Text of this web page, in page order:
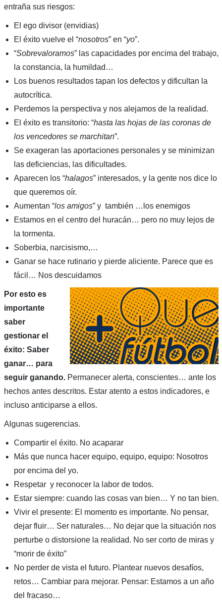
entraña sus riesgos:
El ego divisor (envidias)
El éxito vuelve el “nosotros” en “yo”.
“Sobrevaloramos” las capacidades por encima del trabajo,
la constancia, la humildad…
Los buenos resultados tapan los defectos y dificultan la
autocrítica.
Perdemos la perspectiva y nos alejamos de la realidad.
El éxito es transitorio: “hasta las hojas de las coronas de
los vencedores se marchitan”.
Se exageran las aportaciones personales y se minimizan
las deficiencias, las dificultades.
Aparecen los “halagos” interesados, y la gente nos dice lo
que queremos oír.
Aumentan “los amigos” y también …los enemigos
Estamos en el centro del huracán… pero no muy lejos de
la tormenta.
Soberbia, narcisismo,…
Ganar se hace rutinario y pierde aliciente. Parece que es
fácil… Nos descuidamos
Por esto es
importante
saber
gestionar el
éxito: Saber
ganar… para
seguir ganando. Permanecer alerta, conscientes… ante los
hechos antes descritos. Estar atento a estos indicadores, e
incluso anticiparse a ellos.
Algunas sugerencias.
Compartir el éxito. No acaparar
Más que nunca hacer equipo, equipo, equipo: Nosotros
por encima del yo.
Respetar y reconocer la labor de todos.
Estar siempre: cuando las cosas van bien… Y no tan bien.
Vivir el presente: El momento es importante. No pensar,
dejar fluir… Ser naturales… No dejar que la situación nos
perturbe o distorsione la realidad. No ser corto de miras y
“morir de éxito”
No perder de vista el futuro. Plantear nuevos desafíos,
retos… Cambiar para mejorar. Pensar: Estamos a un año
del fracaso…